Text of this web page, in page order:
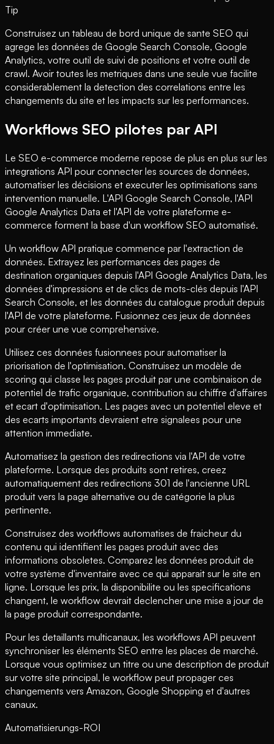
Tip
Construisez un tableau de bord unique de sante SEO qui
agrege les données de Google Search Console, Google
Analytics, votre outil de suivi de positions et votre outil de
crawl. Avoir toutes les metriques dans une seule vue facilite
considerablement la detection des correlations entre les
changements du site et les impacts sur les performances.
Workflows SEO pilotes par API
Le SEO e-commerce moderne repose de plus en plus sur les
integrations API pour connecter les sources de données,
automatiser les décisions et executer les optimisations sans
intervention manuelle. L'API Google Search Console, l'API
Google Analytics Data et l'API de votre plateforme e-
commerce forment la base d'un workflow SEO automatisé.
Un workflow API pratique commence par l'extraction de
données. Extrayez les performances des pages de
destination organiques depuis l'API Google Analytics Data, les
données d'impressions et de clics de mots-clés depuis l'API
Search Console, et les données du catalogue produit depuis
l'API de votre plateforme. Fusionnez ces jeux de données
pour créer une vue comprehensive.
Utilisez ces données fusionnees pour automatiser la
priorisation de l'optimisation. Construisez un modèle de
scoring qui classe les pages produit par une combinaison de
potentiel de trafic organique, contribution au chiffre d'affaires
et ecart d'optimisation. Les pages avec un potentiel eleve et
des ecarts importants devraient etre signalees pour une
attention immediate.
Automatisez la gestion des redirections via l'API de votre
plateforme. Lorsque des produits sont retires, creez
automatiquement des redirections 301 de l'ancienne URL
produit vers la page alternative ou de catégorie la plus
pertinente.
Construisez des workflows automatises de fraicheur du
contenu qui identifient les pages produit avec des
informations obsoletes. Comparez les données produit de
votre système d'inventaire avec ce qui apparait sur le site en
ligne. Lorsque les prix, la disponibilite ou les specifications
changent, le workflow devrait declencher une mise a jour de
la page produit correspondante.
Pour les detaillants multicanaux, les workflows API peuvent
synchroniser les éléments SEO entre les places de marché.
Lorsque vous optimisez un titre ou une description de produit
sur votre site principal, le workflow peut propager ces
changements vers Amazon, Google Shopping et d'autres
canaux.
Automatisierungs-ROI